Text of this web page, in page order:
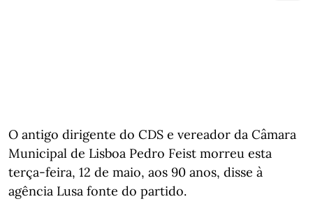
O antigo dirigente do CDS e vereador da Câmara
Municipal de Lisboa Pedro Feist morreu esta
terça-feira, 12 de maio, aos 90 anos, disse à
agência Lusa fonte do partido.